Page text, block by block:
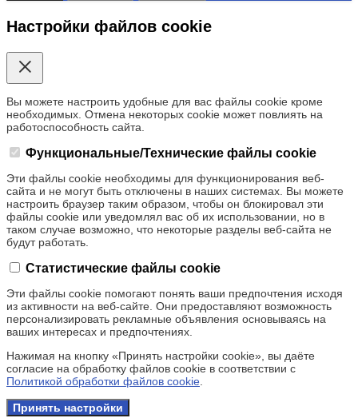
Настройки файлов cookie
Вы можете настроить удобные для вас файлы cookie кроме
необходимых. Отмена некоторых cookie может повлиять на
работоспособность сайта.
Функциональные/Технические файлы cookie
Эти файлы cookie необходимы для функционирования веб-
сайта и не могут быть отключены в наших системах. Вы можете
настроить браузер таким образом, чтобы он блокировал эти
файлы cookie или уведомлял вас об их использовании, но в
таком случае возможно, что некоторые разделы веб-сайта не
будут работать.
Статистические файлы cookie
Эти файлы cookie помогают понять ваши предпочтения исходя
из активности на веб-сайте. Они предоставляют возможность
персонализировать рекламные объявления основываясь на
ваших интересах и предпочтениях.
Нажимая на кнопку «Принять настройки cookie», вы даёте
согласие на обработку файлов cookie в соответствии с
Политикой обработки файлов cookie.
Принять настройки